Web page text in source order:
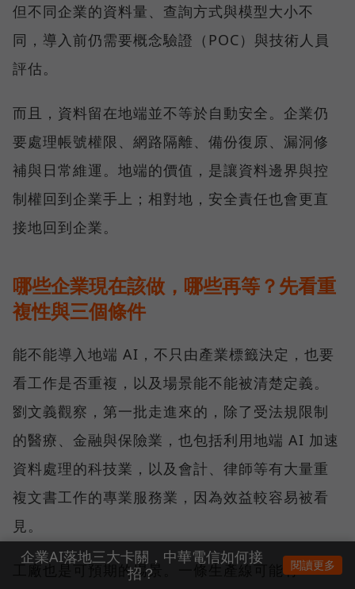
但不同企業的資料量、查詢方式與模型大小不
同，導入前仍需要概念驗證（POC）與技術人員
評估。
而且，資料留在地端並不等於自動安全。企業仍
要處理帳號權限、網路隔離、備份復原、漏洞修
補與日常維運。地端的價值，是讓資料邊界與控
制權回到企業手上；相對地，安全責任也會更直
接地回到企業。
哪些企業現在該做，哪些再等？先看重
複性與三個條件
能不能導入地端 AI，不只由產業標籤決定，也要
看工作是否重複，以及場景能不能被清楚定義。
劉文義觀察，第一批走進來的，除了受法規限制
的醫療、金融與保險業，也包括利用地端 AI 加速
資料處理的科技業，以及會計、律師等有大量重
複文書工作的專業服務業，因為效益較容易被看
見。
工廠也是可預期的場景。一條生產線可能有
企業AI落地三大卡關，中華電信如何接
招？
閱讀更多